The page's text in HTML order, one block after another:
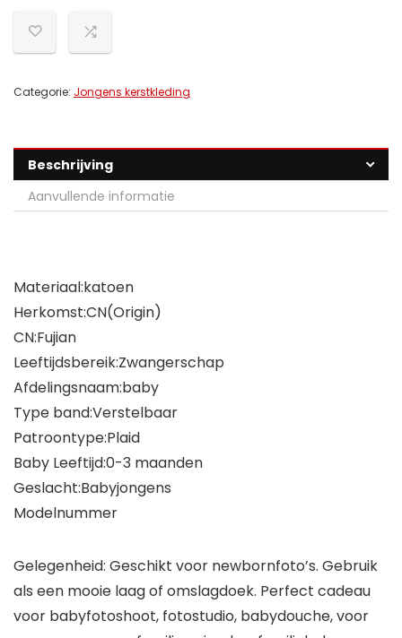
Categorie: Jongens kerstkleding
Beschrijving
Aanvullende informatie
Materiaal:katoen
Herkomst:CN(Origin)
CN:Fujian
Leeftijdsbereik:Zwangerschap
Afdelingsnaam:baby
Type band:Verstelbaar
Patroontype:Plaid
Baby Leeftijd:0-3 maanden
Geslacht:Babyjongens
Modelnummer
Gelegenheid: Geschikt voor newbornfoto’s. Gebruik
als een mooie laag of omslagdoek. Perfect cadeau
voor babyfotoshoot, fotostudio, babydouche, voor